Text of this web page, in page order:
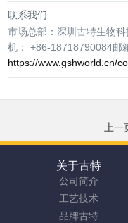
联系我们
市场总部：深圳古特生物
机： +86-18718790084邮
https://www.gshworld.cn/
上一
关于古特
公司简介
工艺技术
品牌古特